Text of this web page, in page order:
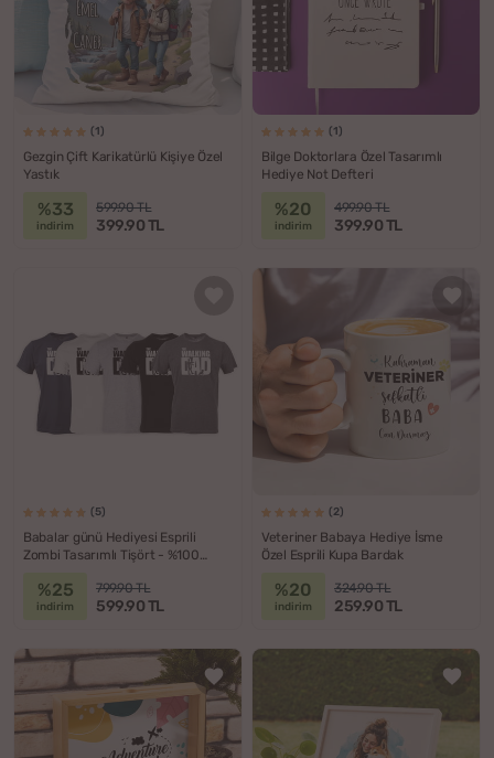
(1)
Gezgin Çift Karikatürlü Kişiye Özel
Yastık
%33
indirim
599.90 TL
399.90 TL
(1)
Bilge Doktorlara Özel Tasarımlı
Hediye Not Defteri
%20
indirim
499.90 TL
399.90 TL
(5)
Babalar günü Hediyesi Esprili
Zombi Tasarımlı Tişört - %100
%25
indirim
799.90 TL
599.90 TL
(2)
Veteriner Babaya Hediye İsme
Özel Esprili Kupa Bardak
%20
indirim
324.90 TL
259.90 TL